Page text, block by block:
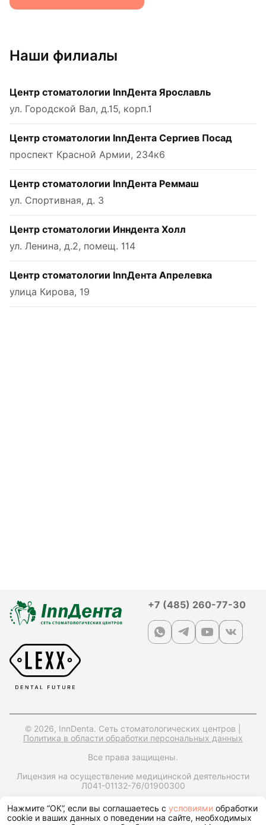
Наши филиалы
Центр стоматологии InnДента Ярославль
ул. Городской Вал, д.15, корп.1
Центр стоматологии InnДента Сергиев Посад
проспект Красной Армии, 234к6
Центр стоматологии InnДента Реммаш
ул. Спортивная, д. 3
Центр стоматологии Инндента Холл
ул. Ленина, д.2, помещ. 114
Центр стоматологии InnДента Апрелевка
улица Кирова, 19
+7 (485) 260-77-30
© 2026, InnDenta. Сеть стоматологических центров |
Политика в области обработки персональных данных
Все права защищены.
Лицензия на осуществление медицинской деятельности
Л041-01132-76/01900300
ИНН: 7604397560, ОРГН: 1247600006170, Юр. адрес:
150049, Ярославская обл., г. Ярославль, ул. Городской Вал,
Нажмите “ОК”, если вы соглашаетесь с условиями обработки
cookie и ваших данных о поведении на сайте, необходимых